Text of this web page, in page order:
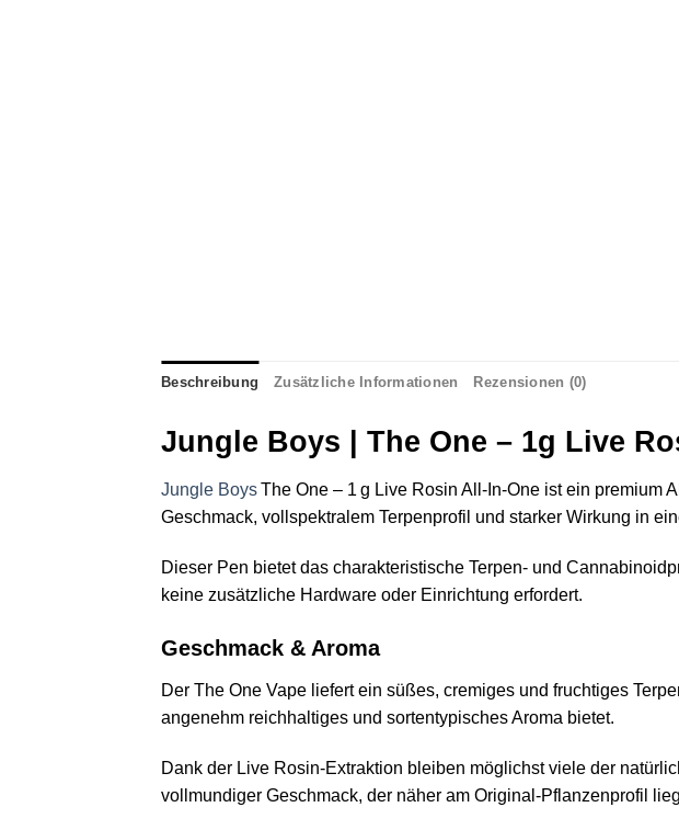
Beschreibung Zusätzliche Informationen Rezensionen (0)
Jungle Boys | The One – 1g Live
Jungle BoysThe One – 1 g Live Rosin All‑In‑One ist ein premium
Geschmack, vollspektralem Terpenprofil und starker Wirkung in
Dieser Pen bietet das charakteristische Terpen‑ und
keine zusätzliche Hardware oder Einrichtung erfordert.
Geschmack & Aroma
Der The One Vape liefert ein süßes, cremiges und fruchtiges
angenehm reichhaltiges und sortentypisches Aroma bietet.
Dank der Live Rosin‑Extraktion bleiben möglichst viele der
vollmundiger Geschmack, der näher am Original‑Pflanzenprofil